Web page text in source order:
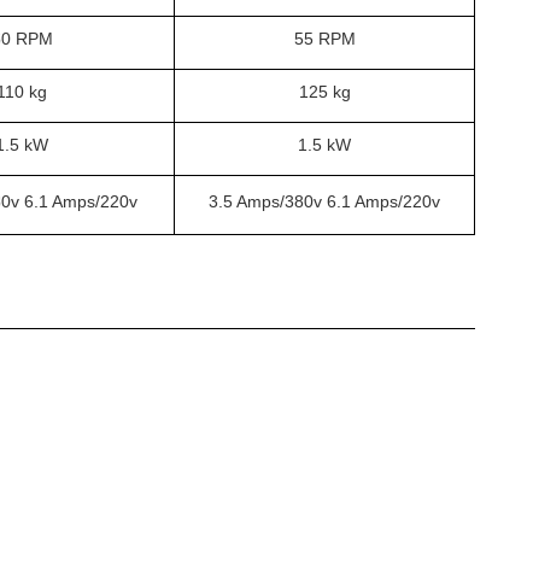
RPM 55 RPM
kg 125 kg
kW 1.5 kW
6.1 Amps/220v 3.5 Amps/380v 6.1 Amps/220v